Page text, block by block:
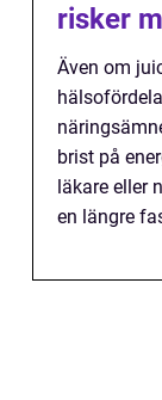
risker
Även om
brist på
läkare eller
en längre